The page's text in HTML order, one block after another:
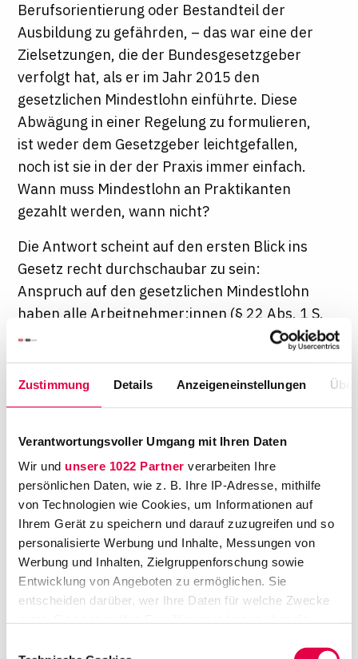
Zustimmung Details Anzeigeneinstellungen
Verantwortungsvoller Umgang mit Ihren Daten
Wir und unsere 1022 Partner verarbeiten Ihre
persönlichen Daten, wie z. B. Ihre IP-Adresse, mithilfe
von Technologien wie Cookies, um Informationen auf
Ihrem Gerät zu speichern und darauf zuzugreifen und so
personalisierte Werbung und Inhalte, Messungen von
Werbung und Inhalten, Zielgruppenforschung sowie
Entwicklung von Angeboten zu ermöglichen. Sie
entscheiden darüber, wer Ihre Daten für welche Zwecke
Berufsorientierung oder Bestandteil der
Ausbildung zu gefährden, – das war eine der
Zielsetzungen, die der Bundesgesetzgeber
verfolgt hat, als er im Jahr 2015 den
gesetzlichen Mindestlohn einführte. Diese
Abwägung in einer Regelung zu formulieren,
ist weder dem Gesetzgeber leichtgefallen,
noch ist sie in der der Praxis immer einfach.
Wann muss Mindestlohn an Praktikanten
gezahlt werden, wann nicht?
Die Antwort scheint auf den ersten Blick ins
Gesetz recht durchschaubar zu sein:
Anspruch auf den gesetzlichen Mindestlohn
haben alle Arbeitnehmer:innen (§ 22 Abs. 1 S.
1 MiLoG) Praktikant:innen im Sinne des § 26
Berufsbildungsgesetz sind über § 22 Abs. 1 S.
2 MiLoG in den Kreis der Berechtigten
einbezogen, auch wenn sie keinen
So als wäre dem Gesetzgeber sein eigener
Verweis auf § 26 Berufsbildungsgesetz (BBiG)
noch nicht deutlich genug, definiert er im
folgenden Satz 3 des § 22 MiLoG einen
Praktikanten als Person, die "sich nach der
tatsächlichen Ausgestaltung und
Durchführung praktischer Kenntnisse und